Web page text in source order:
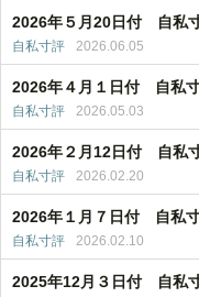
2026年５月20日付 自私
自私寸評 2026.06.05
2026年４月１日付 自私
自私寸評 2026.05.03
2026年２月12日付 自私
自私寸評 2026.02.20
2026年１月７日付 自私
自私寸評 2026.02.10
2025年12月３日付 自私